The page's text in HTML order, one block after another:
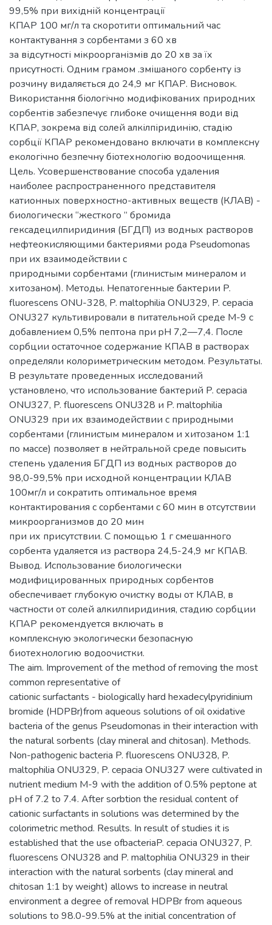
99,5% при вихідній концентрації
КПАР 100 мг/л та скоротити оптимальний час
контактування з сорбентами з 60 хв
за відсутності мікроорганізмів до 20 хв за їх
присутності. Одним грамом .змішаного сорбенту із
розчину видаляється до 24,9 мг КПАР. Висновок.
Використання біологічно модифікованих природних
сорбентів забезпечує глибоке очищення води від
КПАР, зокрема від солей алкілпіридинію, стадію
сорбції КПАР рекомендовано включати в комплексну
екологічно безпечну біотехнологію водоочищення.
Цель. Усовершенствование способа удаления
наиболее распространенного представителя
катионных поверхностно-активных веществ (КЛАВ) -
биологически “жесткого ” бромида
гексадецилпиридиния (БГДП) из водных растворов
нефтеокисляющими бактериями рода Pseudomonas
при их взаимодействии с
природными сорбентами (глинистым минералом и
хитозаном). Методы. Непатогенные бактерии P.
fluorescens ONU-328, P. maltophilia ONU329, P. cepacia
ONU327 культивировали в питательной среде М-9 с
добавлением 0,5% пептона при pH 7,2—7,4. После
сорбции остаточное содержание КПАВ в растворах
определяли колориметрическим методом. Результаты.
В результате проведенных исследований
установлено, что использование бактерий P. cepacia
ONU327, P. fluorescens ONU328 и P. maltophilia
ONU329 при их взаимодействии с природными
сорбентами (глинистым минералом и хитозаном 1:1
по массе) позволяет в нейтральной среде повысить
степень удаления БГДП из водных растворов до
98,0-99,5% при исходной концентрации КЛАВ
100мг/л и сократить оптимальное время
контактирования с сорбентами с 60 мин в отсутствии
микроорганизмов до 20 мин
при их присутствии. С помощью 1 г смешанного
сорбента удаляется из раствора 24,5-24,9 мг КПАВ.
Вывод. Использование биологически
модифицированных природных сорбентов
обеспечивает глубокую очистку воды от КЛАВ, в
частности от солей алкилпиридиния, стадию сорбции
КПАР рекомендуется включать в
комплексную экологически безопасную
биотехнологию водоочистки.
The aim. Improvement of the method of removing the most
common representative of
cationic surfactants - biologically hard hexadecylpyridinium
bromide (HDPBr)from aqueous solutions of oil oxidative
bacteria of the genus Pseudomonas in their interaction with
the natural sorbents (clay mineral and chitosan). Methods.
Non-pathogenic bacteria P. fluorescens ONU328, P.
maltophilia ONU329, P. cepacia ONU327 were cultivated in
nutrient medium M-9 with the addition of 0.5% peptone at
pH of 7.2 to 7.4. After sorbtion the residual content of
cationic surfactants in solutions was determined by the
colorimetric method. Results. In result of studies it is
established that the use ofbacteriaP. cepacia ONU327, P.
fluorescens ONU328 and P. maltophilia ONU329 in their
interaction with the natural sorbents (clay mineral and
chitosan 1:1 by weight) allows to increase in neutral
environment a degree of removal HDPBr from aqueous
solutions to 98.0-99.5% at the initial concentration of